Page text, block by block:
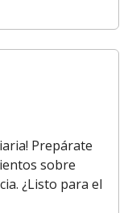
Prepárate
sobre
¿Listo para el